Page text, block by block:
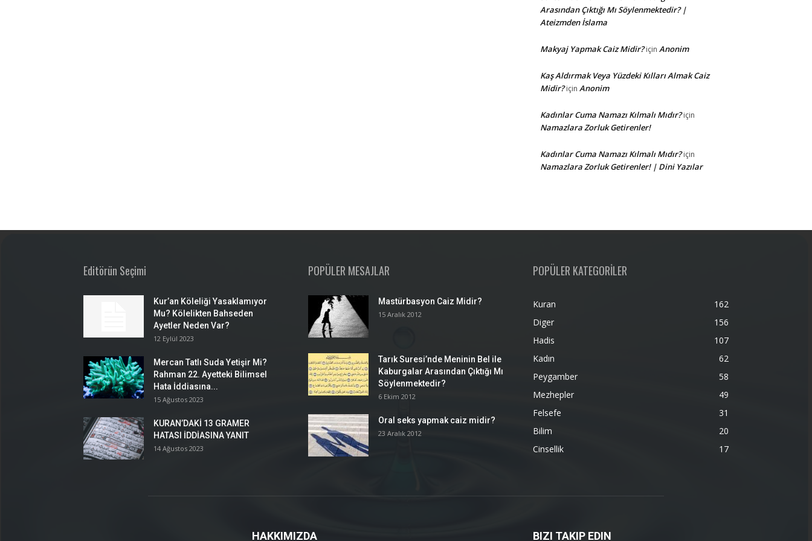
Arasından Çıktığı Mı Söylenmektedir? |
Ateizmden İslama
Makyaj Yapmak Caiz Midir?için Anonim
Kaş Aldırmak Veya Yüzdeki Kılları Almak Caiz
Midir?için Anonim
Kadınlar Cuma Namazı Kılmalı Mıdır?için
Namazlara Zorluk Getirenler!
Kadınlar Cuma Namazı Kılmalı Mıdır?için
Namazlara Zorluk Getirenler! | Dini Yazılar
Editörün Seçimi
Kur’an Köleliği Yasaklamıyor
Mu? Kölelikten Bahseden
Ayetler Neden Var?
12 Eylül 2023
Mercan Tatlı Suda Yetişir Mi?
Rahman 22. Ayetteki Bilimsel
Hata İddiasına...
15 Ağustos 2023
KURAN’DAKİ 13 GRAMER
HATASI İDDİASINA YANIT
14 Ağustos 2023
POPÜLER MESAJLAR
Mastürbasyon Caiz Midir?
15 Aralık 2012
Tarık Suresi’nde Meninin Bel ile
Kaburgalar Arasından Çıktığı Mı
Söylenmektedir?
6 Ekim 2012
Oral seks yapmak caiz midir?
23 Aralık 2012
POPÜLER KATEGORİLER
Kuran
162
Diger
156
Hadis
107
Kadın
62
Peygamber
58
Mezhepler
49
Felsefe
31
Bilim
20
Cinsellik
17
HAKKIMIZDA BIZI TAKIP EDIN